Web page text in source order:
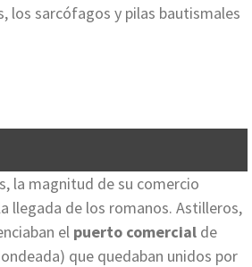
los sarcófagos y pilas bautismales
la magnitud de su comercio
llegada de los romanos. Astilleros,
el puerto comercial de
que quedaban unidos por